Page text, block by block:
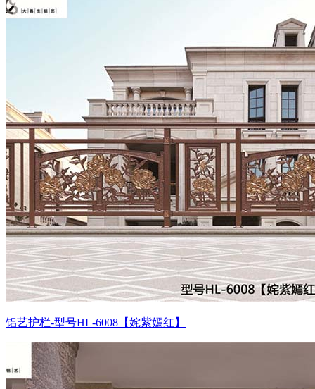
铝艺护栏-型号HL-6008【姹紫嫣红】